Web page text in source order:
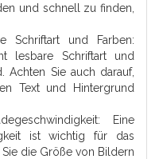
und schnell zu finden,
Schriftart und Farben:
lesbare Schriftart und
Achten Sie auch darauf,
Text und Hintergrund
Eine
ist wichtig für das
die Größe von Bildern